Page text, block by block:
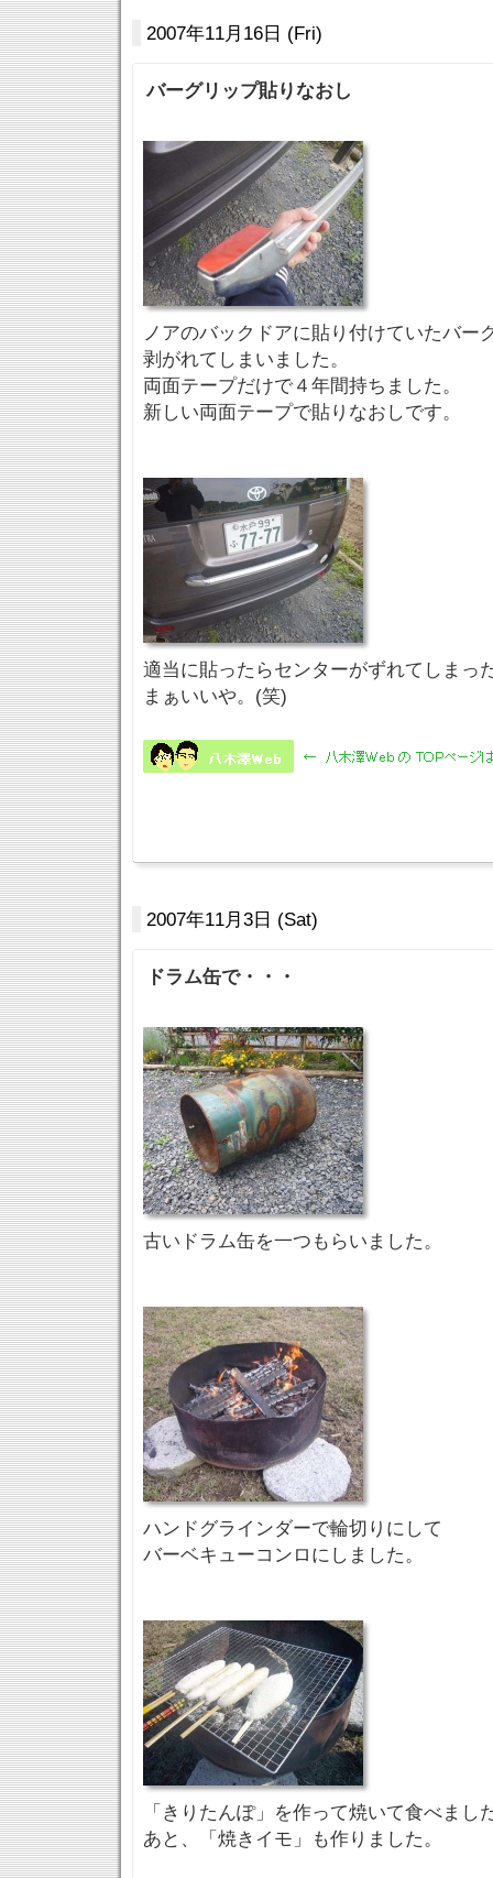
2007年11月16日 (Fri)
バーグリップ貼りなおし
ノアのバックドアに貼り付けていたバー
剥がれてしまいました。
両面テープだけで４年間持ちました。
新しい両面テープで貼りなおしです。
適当に貼ったらセンターがずれてしまっ
まぁいいや。(笑)
2007年11月3日 (Sat)
ドラム缶で・・・
古いドラム缶を一つもらいました。
ハンドグラインダーで輪切りにして
バーベキューコンロにしました。
「きりたんぽ」を作って焼いて食べまし
あと、「焼きイモ」も作りました。